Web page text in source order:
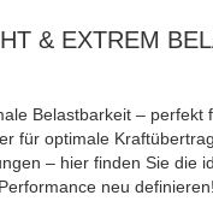
& EXTREM
Belastbarkeit – perfekt
für optimale
– hier finden Sie die
neu definieren!